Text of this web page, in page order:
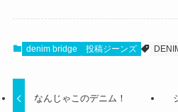
denim bridge 投稿ジーンズ
なんじゃこのデニム！